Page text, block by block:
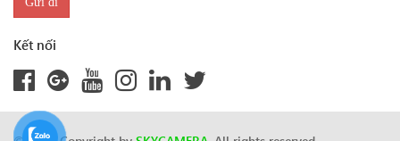
Kết nối